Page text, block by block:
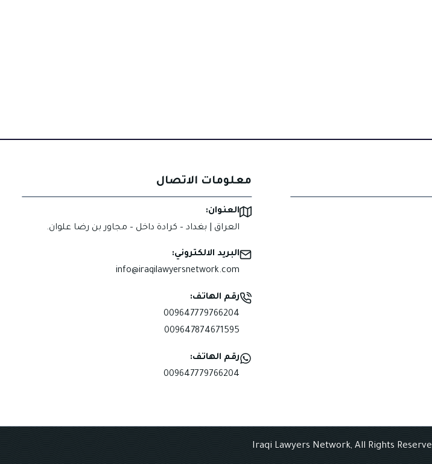
معلومات الاتصال
العنوان:
العراق | بغداد – كرادة داخل – مجاور بن رضا علوان.
البريد الالكتروني:
info@iraqilawyersnetwork.com
رقم الهاتف:
009647779766204
009647874671595
رقم الهاتف:
009647779766204